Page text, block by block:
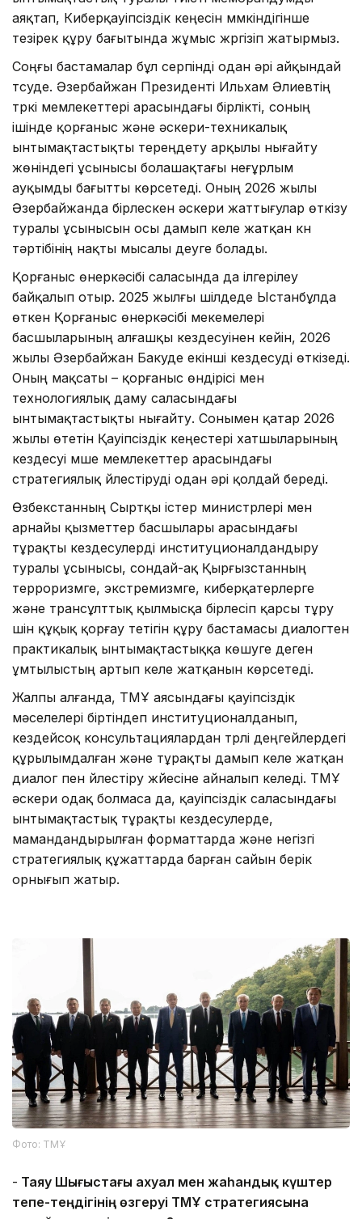
аяқтап, Киберқауіпсіздік кеңесін мүмкіндігінше
тезірек құру бағытында жұмыс жүргізіп жатырмыз.
Соңғы бастамалар бұл серпінді одан әрі айқындай
түсуде. Әзербайжан Президенті Ильхам Әлиевтің
түркі мемлекеттері арасындағы бірлікті, соның
ішінде қорғаныс және әскери-техникалық
ынтымақтастықты тереңдету арқылы нығайту
жөніндегі ұсынысы болашақтағы неғұрлым
ауқымды бағытты көрсетеді. Оның 2026 жылы
Әзербайжанда бірлескен әскери жаттығулар өткізу
туралы ұсынысын осы дамып келе жатқан күн
тәртібінің нақты мысалы деуге болады.
Қорғаныс өнеркәсібі саласында да ілгерілеу
байқалып отыр. 2025 жылғы шілдеде Ыстанбұлда
өткен Қорғаныс өнеркәсібі мекемелері
басшыларының алғашқы кездесуінен кейін, 2026
жылы Әзербайжан Бакуде екінші кездесуді өткізеді.
Оның мақсаты – қорғаныс өндірісі мен
технологиялық даму саласындағы
ынтымақтастықты нығайту. Сонымен қатар 2026
жылы өтетін Қауіпсіздік кеңестері хатшыларының
кездесуі мүше мемлекеттер арасындағы
стратегиялық үйлестіруді одан әрі қолдай береді.
Өзбекстанның Сыртқы істер министрлері мен
арнайы қызметтер басшылары арасындағы
тұрақты кездесулерді институционалдандыру
туралы ұсынысы, сондай-ақ Қырғызстанның
терроризмге, экстремизмге, киберқатерлерге
және трансұлттық қылмысқа бірлесіп қарсы тұру
үшін құқық қорғау тетігін құру бастамасы диалогтен
практикалық ынтымақтастыққа көшуге деген
ұмтылыстың артып келе жатқанын көрсетеді.
Жалпы алғанда, ТМҰ аясындағы қауіпсіздік
мәселелері біртіндеп институционалданып,
кездейсоқ консультациялардан түрлі деңгейлердегі
құрылымдалған және тұрақты дамып келе жатқан
диалог пен үйлестіру жүйесіне айналып келеді. ТМҰ
әскери одақ болмаса да, қауіпсіздік саласындағы
ынтымақтастық тұрақты кездесулерде,
мамандандырылған форматтарда және негізгі
стратегиялық құжаттарда барған сайын берік
орнығып жатыр.
Фото: ТМҰ
- Таяу Шығыстағы ахуал мен жаһандық күштер
тепе-теңдігінің өзгеруі ТМҰ стратегиясына